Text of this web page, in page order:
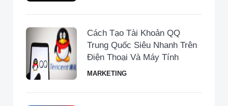
Cách Tạo Tài Khoản QQ
Trung Quốc Siêu Nhanh Trên
Điện Thoại Và Máy Tính
MARKETING